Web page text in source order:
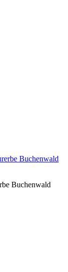
Buchenwald